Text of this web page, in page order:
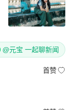
@元宝 一起聊新闻
首赞